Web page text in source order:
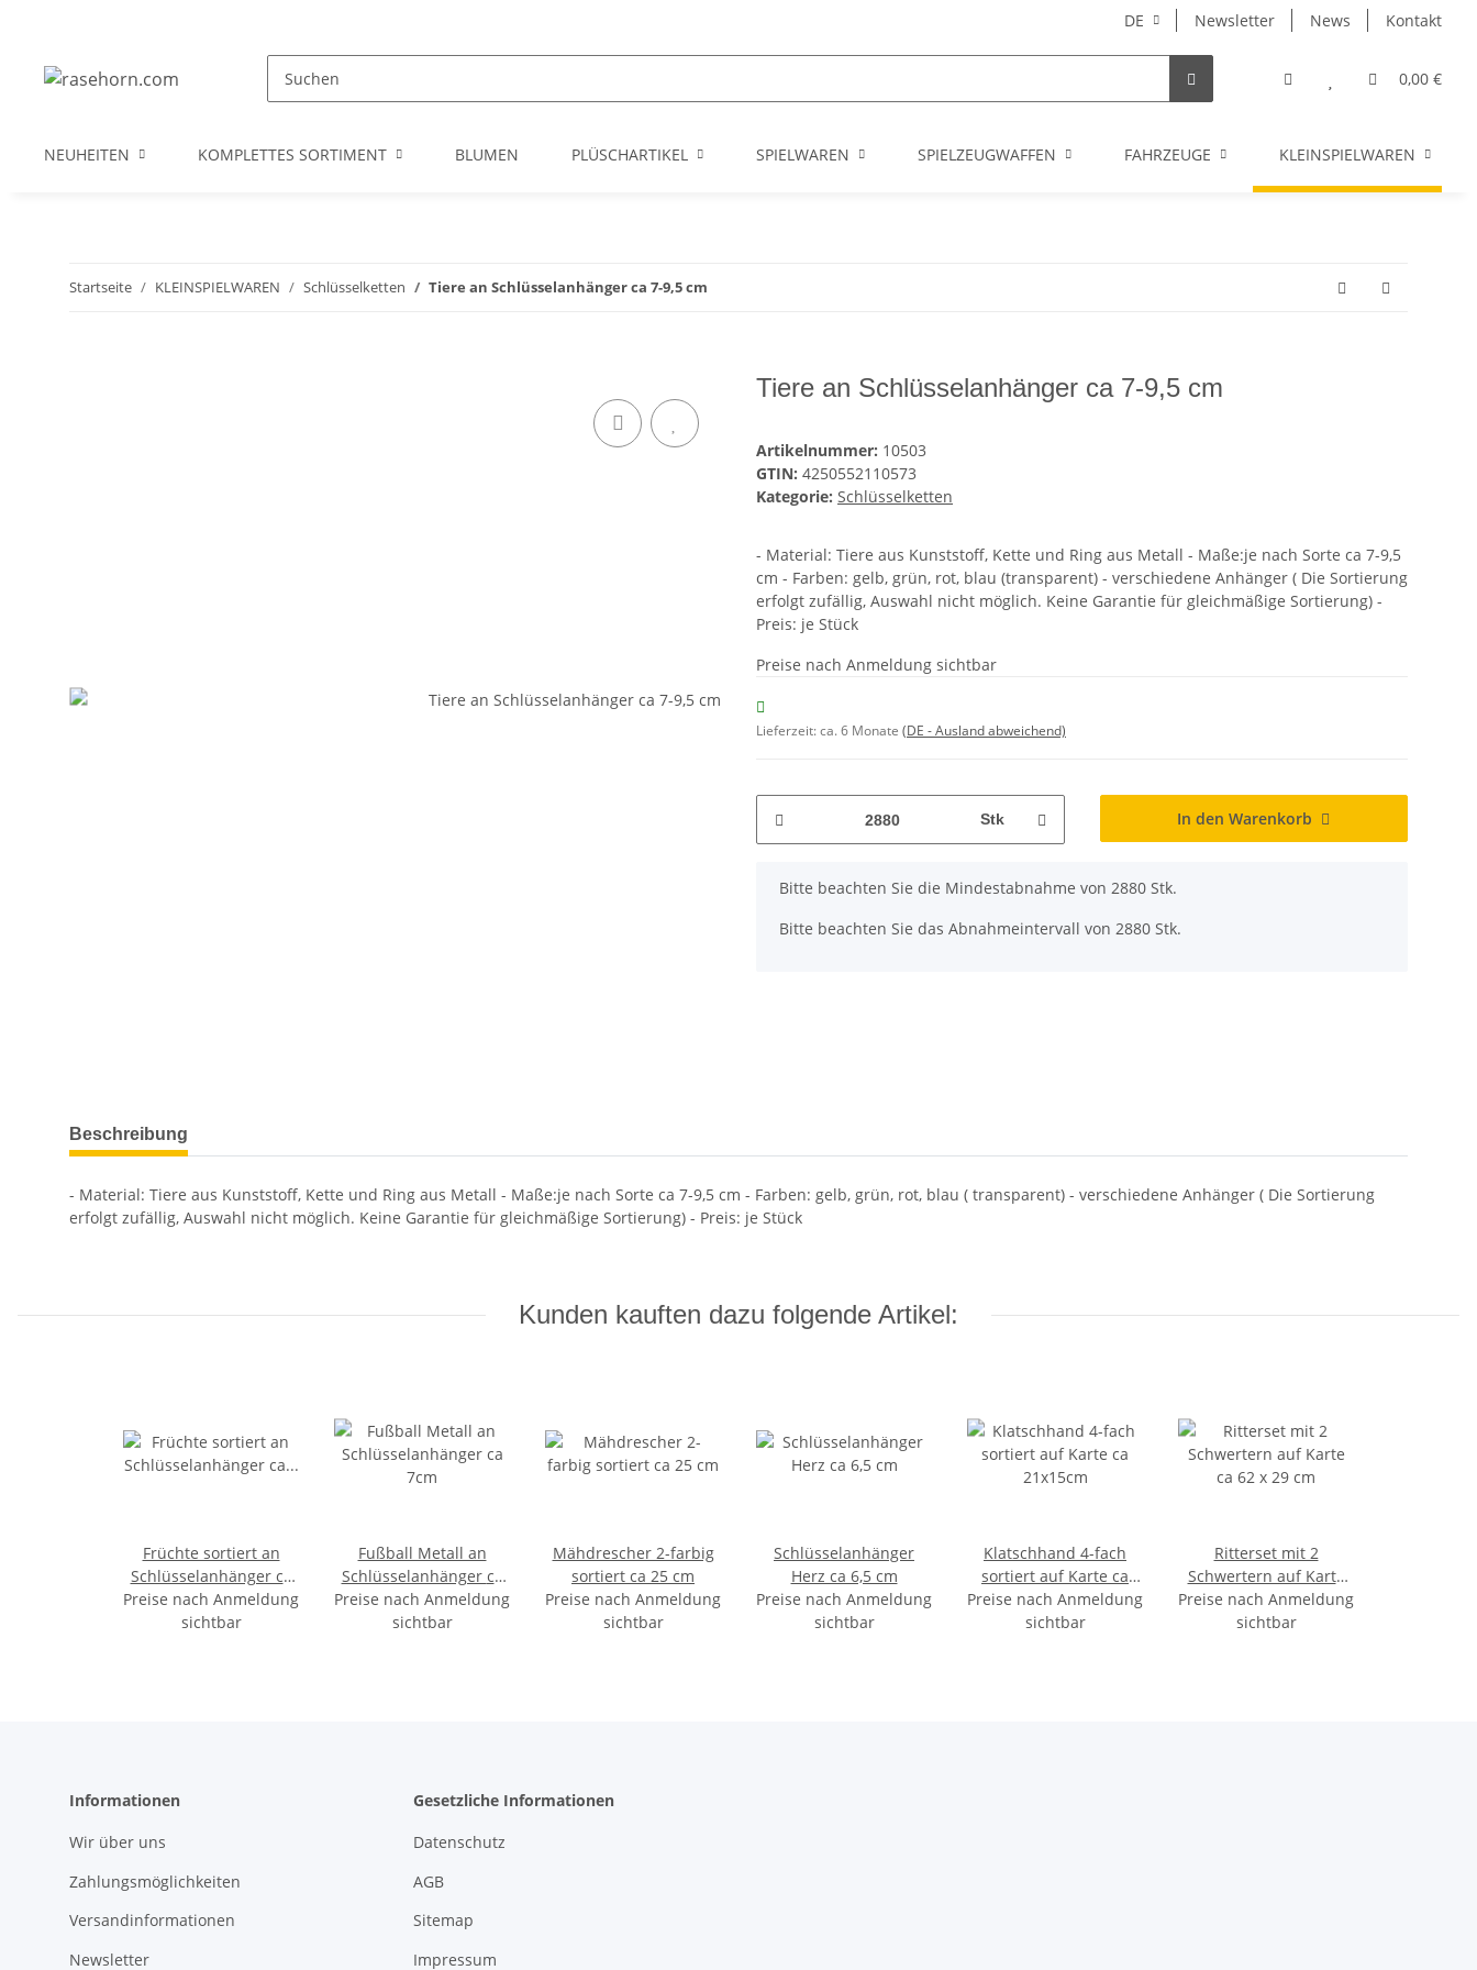
DE Newsletter News Kontakt
0,00 €
NEUHEITEN KOMPLETTES SORTIMENT BLUMEN PLÜSCHARTIKEL SPIELWAREN SPIELZEUGWAFFEN FAHRZEUGE KLEINSPIELWAREN
Startseite KLEINSPIELWAREN Schlüsselketten Tiere an Schlüsselanhänger ca 7-9,5 cm
Tiere an Schlüsselanhänger ca 7-9,5 cm
Artikelnummer: 10503
GTIN: 4250552110573
Kategorie: Schlüsselketten
- Material: Tiere aus Kunststoff, Kette und Ring aus Metall - Maße:je nach Sorte ca 7-9,5
cm - Farben: gelb, grün, rot, blau (transparent) - verschiedene Anhänger ( Die Sortierung
erfolgt zufällig, Auswahl nicht möglich. Keine Garantie für gleichmäßige Sortierung) -
Preis: je Stück
Preise nach Anmeldung sichtbar
Lieferzeit:ca. 6 Monate (DE - Ausland abweichend)
Stk In den Warenkorb
x
Bitte beachten Sie die Mindestabnahme von 2880 Stk.
Bitte beachten Sie das Abnahmeintervall von 2880 Stk.
Beschreibung
- Material: Tiere aus Kunststoff, Kette und Ring aus Metall - Maße:je nach Sorte ca 7-9,5 cm - Farben: gelb, grün, rot, blau ( transparent) - verschiedene Anhänger ( Die Sortierung
erfolgt zufällig, Auswahl nicht möglich. Keine Garantie für gleichmäßige Sortierung) - Preis: je Stück
Kunden kauften dazu folgende Artikel:
Früchte sortiert an
Schlüsselanhänger ca
3-6cm
Preise nach Anmeldung
sichtbar
Fußball Metall an
Schlüsselanhänger ca
7cm
Preise nach Anmeldung
sichtbar
Mähdrescher 2-farbig
sortiert ca 25 cm
Preise nach Anmeldung
sichtbar
Schlüsselanhänger
Herz ca 6,5 cm
Preise nach Anmeldung
sichtbar
Klatschhand 4-fach
sortiert auf Karte ca
21x15cm
Preise nach Anmeldung
sichtbar
Ritterset mit 2
Schwertern auf Karte
ca 62 x 29 cm
Preise nach Anmeldung
sichtbar
Informationen
Wir über uns
Zahlungsmöglichkeiten
Versandinformationen
Newsletter
Gesetzliche Informationen
Datenschutz
AGB
Sitemap
Impressum